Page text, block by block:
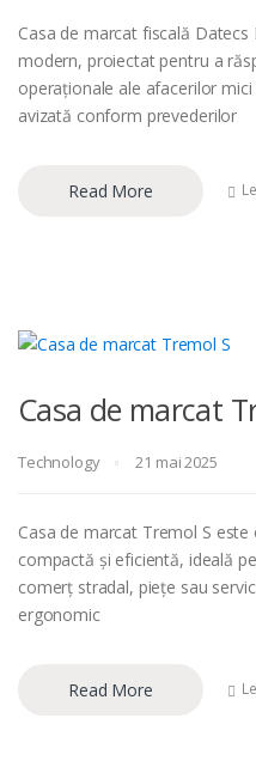
Casa de marcat fiscală
modern, proiectat pentru a
operaționale ale afacerilor
avizată conform prevederilor
Read More
Casa de marcat
Technology 21 mai 2025
Casa de marcat Tremol S
compactă și eficientă, ideală
comerț stradal, piețe sau
ergonomic
Read More